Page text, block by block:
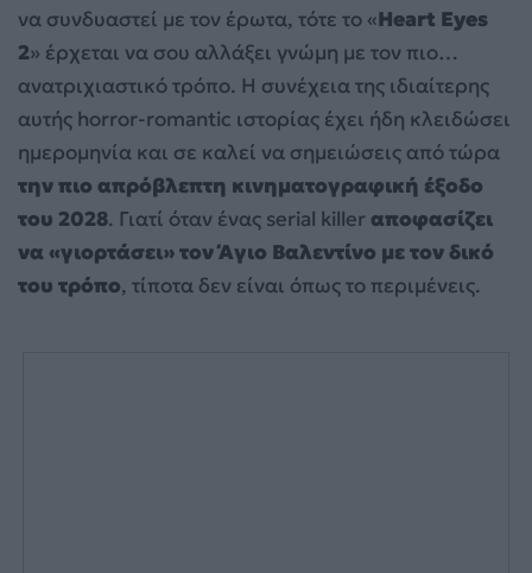
να συνδυαστεί με τον έρωτα, τότε το «Heart Eyes
2» έρχεται να σου αλλάξει γνώμη με τον πιο…
ανατριχιαστικό τρόπο. Η συνέχεια της ιδιαίτερης
αυτής horror-romantic ιστορίας έχει ήδη κλειδώσει
ημερομηνία και σε καλεί να σημειώσεις από τώρα
την πιο απρόβλεπτη κινηματογραφική έξοδο
του 2028. Γιατί όταν ένας serial killerαποφασίζει
να «γιορτάσει» τον Άγιο Βαλεντίνο με τον δικό
του τρόπο, τίποτα δεν είναι όπως το περιμένεις.